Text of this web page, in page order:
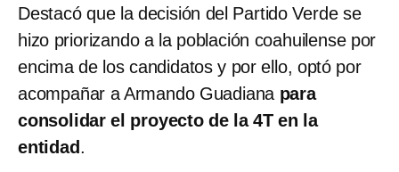
Destacó que la decisión del Partido Verde se
hizo priorizando a la población coahuilense por
encima de los candidatos y por ello, optó por
acompañar a Armando Guadiana para
consolidar el proyecto de la 4T en la
entidad.